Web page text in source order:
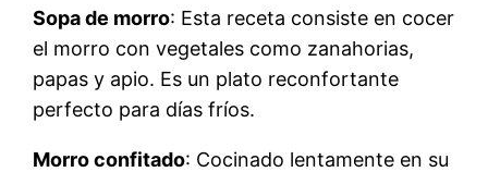
Sopa de morro: Esta receta consiste en cocer
el morro con vegetales como zanahorias,
papas y apio. Es un plato reconfortante
perfecto para días fríos.
Morro confitado: Cocinado lentamente en su